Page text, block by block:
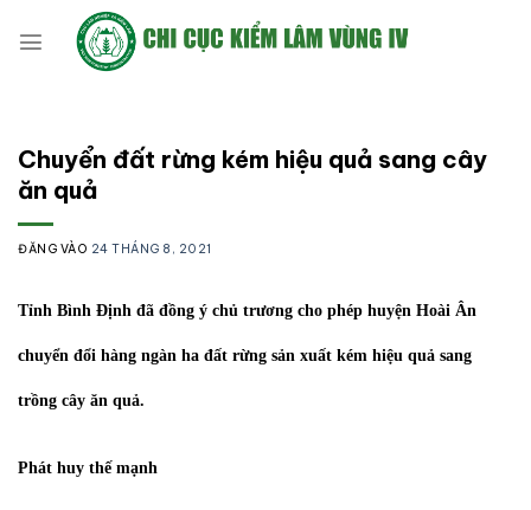
qua
Chuyển đất rừng kém hiệu quả sang cây
ăn quả
ĐĂNG VÀO 24 THÁNG 8, 2021
Tỉnh Bình Định đã đồng ý chủ trương cho phép huyện Hoài Ân
chuyển đổi hàng ngàn ha đất rừng sản xuất kém hiệu quả sang
trồng cây ăn quả.
Phát huy thế mạnh